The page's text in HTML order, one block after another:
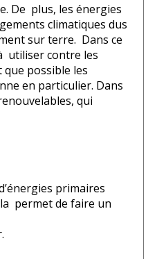
De plus, les énergies
climatiques dus
sur terre. Dans ce
utiliser contre les
possible les
en particulier. Dans
qui
primaires
permet de faire un